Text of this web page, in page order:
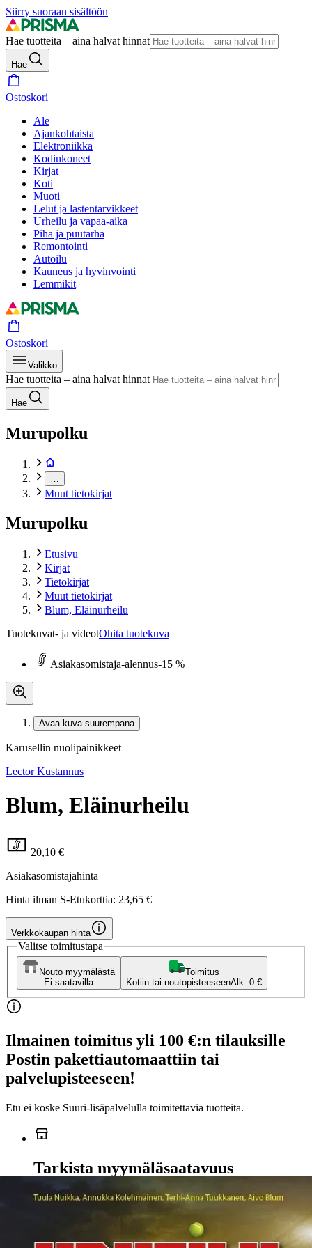
Siirry suoraan sisältöön
Hae tuotteita – aina halvat hinnat
Hae
Ostoskori
Ale
Ajankohtaista
Elektroniikka
Kodinkoneet
Kirjat
Koti
Muoti
Lelut ja lastentarvikkeet
Urheilu ja vapaa-aika
Piha ja puutarha
Remontointi
Autoilu
Kauneus ja hyvinvointi
Lemmikit
Ostoskori
Valikko
Hae tuotteita – aina halvat hinnat
Hae
Murupolku
Muut tietokirjat
Murupolku
Etusivu
Kirjat
Tietokirjat
Muut tietokirjat
Blum, Eläinurheilu
Tuotekuvat- ja videotOhita tuotekuva
Asiakasomistaja-alennus-15 %
Avaa kuva suurempana
Karusellin nuolipainikkeet
Lector Kustannus
Blum, Eläinurheilu
20,10 €
Asiakasomistajahinta
Hinta ilman S-Etukorttia: 23,65 €
Verkkokaupan hinta
Valitse toimitustapa
Nouto myymälästä
Ei saatavilla
Toimitus
Kotiin tai noutopisteeseenAlk. 0 €
Ilmainen toimitus yli 100 €:n tilauksille
Postin pakettiautomaattiin tai
palvelupisteeseen!
Etu ei koske Suuri‑lisäpalvelulla toimitettavia tuotteita.
Tarkista myymäläsaatavuus